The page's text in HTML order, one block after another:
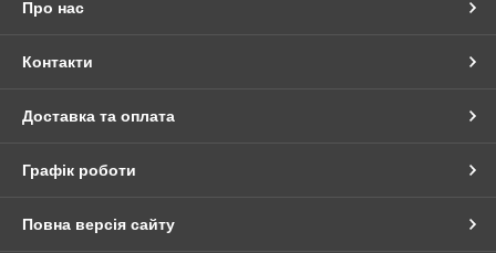
Про нас
Контакти
Доставка та оплата
Графік роботи
Повна версія сайту